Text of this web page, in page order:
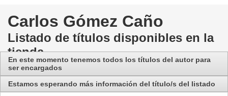
Carlos Gómez Caño
Listado de títulos disponibles en la
tienda
En este momento tenemos todos los títulos del autor para
ser encargados
Estamos esperando más información del título/s del listado